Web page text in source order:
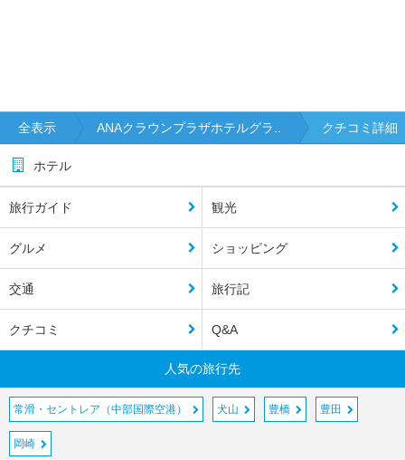
全表示 ANAクラウンプラザホテルグラ.. クチコミ詳細
ホテル
旅行ガイド 観光
グルメ ショッピング
交通 旅行記
クチコミ Q&A
人気の旅行先
常滑・セントレア（中部国際空港） 犬山 豊橋 豊田
岡崎